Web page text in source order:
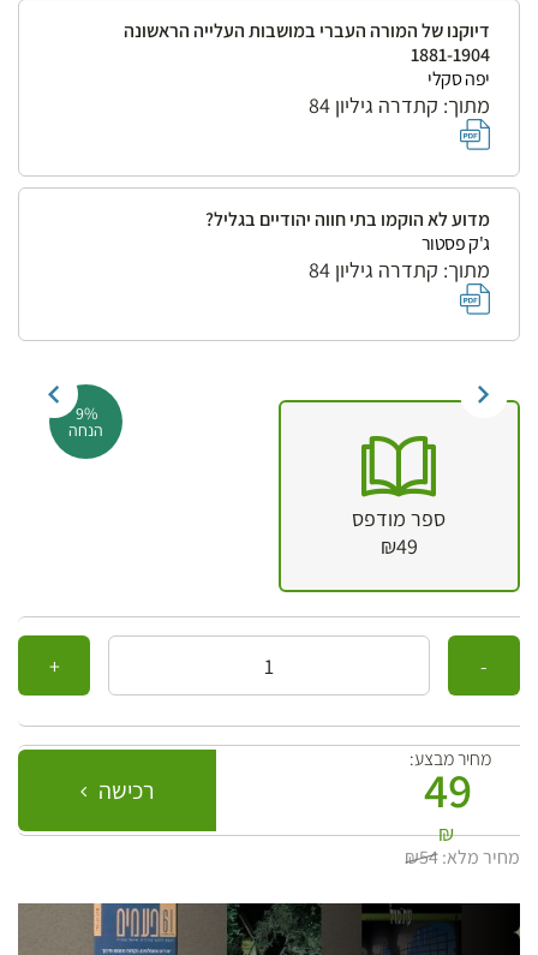
דיוקנו של המורה העברי במושבות העלייה הראשונה
1881-1904
יפה סקלי
מתוך: קתדרה גיליון 84
מדוע לא הוקמו בתי חווה יהודיים בגליל?
ג'ק פסטור
מתוך: קתדרה גיליון 84
9%
הנחה
ספר מודפס
₪49
כמות
מחיר מבצע:
49
₪
רכישה
מחיר מלא:₪54